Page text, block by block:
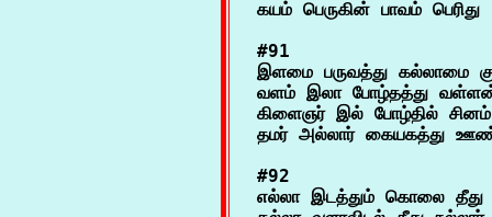
#91
இளமை பருவத்து கல்லாமை
வளம் இலா போழ்தத்து
கிளைஞர் இல் போழ்தில் சினம்
#92
எல்லா இடத்தும் கொலை